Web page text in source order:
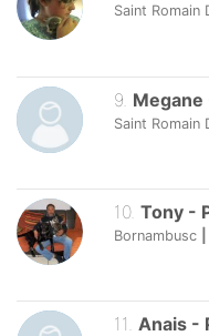
Saint Romain
9 Megane
Saint Romain
10. Tony -
Bornambusc
11 Anais -